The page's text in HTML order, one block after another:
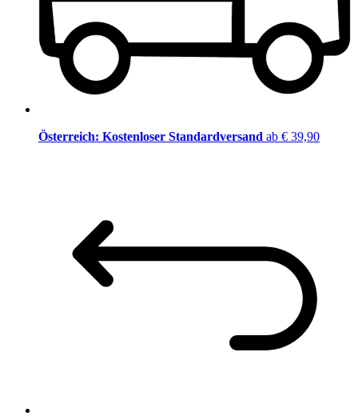
Österreich: Kostenloser Standardversand ab € 39,90